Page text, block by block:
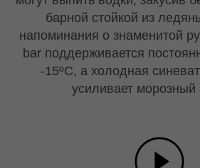
барной стойкой из
напоминания о знаменитой
bar поддерживается
-15ºС, а холодная
усиливает